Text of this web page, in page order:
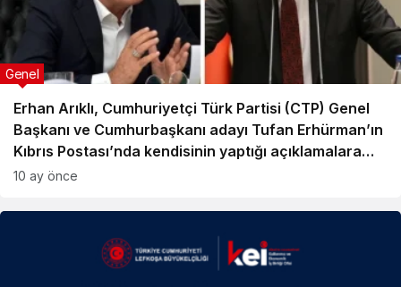
Erhan Arıklı, Cumhuriyetçi Türk Partisi (CTP) Genel
Başkanı ve Cumhurbaşkanı adayı Tufan Erhürman’ın
Kıbrıs Postası’nda kendisinin yaptığı açıklamalara
yönelik söylediklerine yanıt verdi. Arıklı’nın sosyal
“ANAYASA CUMHURBAŞKANINA MÜZAKERE GÖREVİ
YÜKLEMİYOR” “Erhürman diyorki;”Müzakerecilik
görevi Cumhurbaşkanına aittir. Bağımsızlık Bildirgesi
Genel
10 ay önce